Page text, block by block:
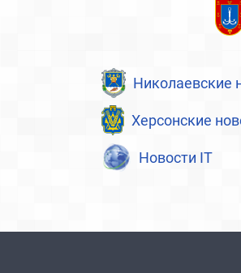
Николаевские
Херсонские
Новости IT